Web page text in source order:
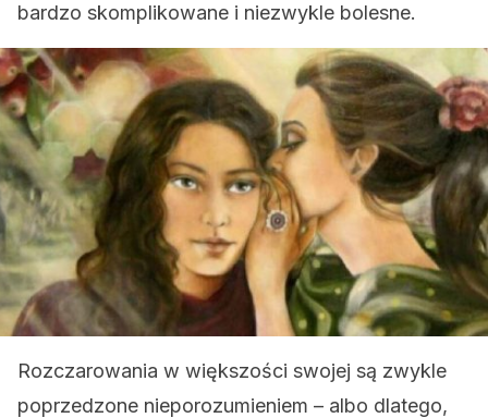
bardzo skomplikowane i niezwykle bolesne.
Rozczarowania w większości swojej są zwykle
poprzedzone nieporozumieniem – albo dlatego,